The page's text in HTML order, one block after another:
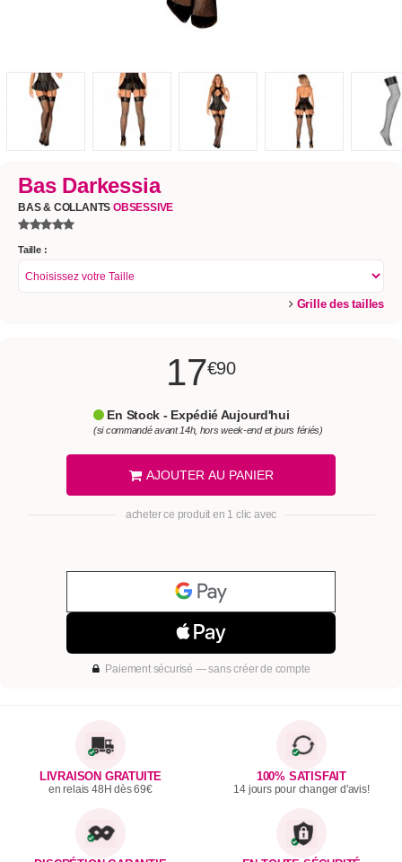
Bas Darkessia
BAS & COLLANTSOBSESSIVE
Taille :
Grille des tailles
17€90
En Stock - Expédié Aujourd'hui
(si commandé avant 14h, hors week-end et jours fériés)
AJOUTER AU PANIER
acheter ce produit en 1 clic avec
Paiement sécurisé — sans créer de compte
LIVRAISON GRATUITE
en relais 48H dès 69€
100% SATISFAIT
14 jours pour changer d'avis!